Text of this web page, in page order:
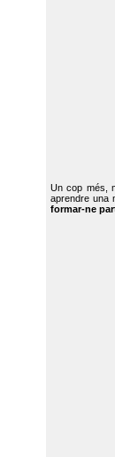
Un cop més,
aprendre una
formar-ne